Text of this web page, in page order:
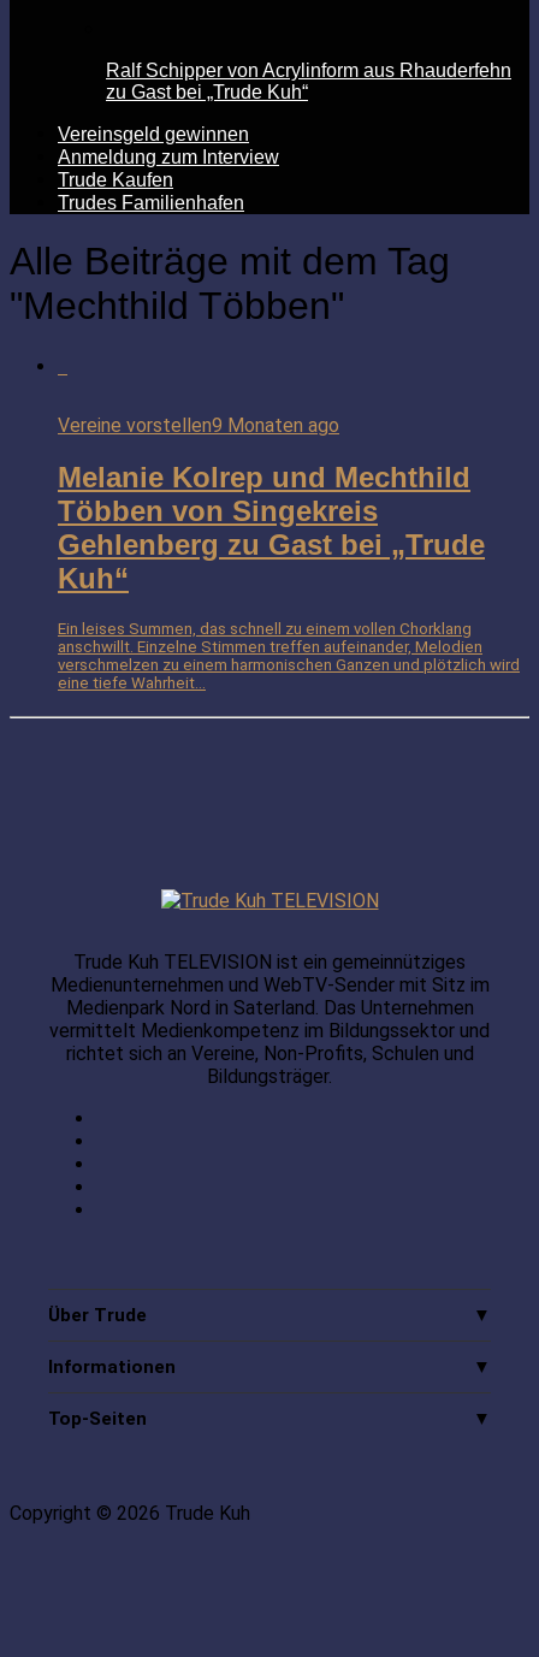
Ralf Schipper von Acrylinform aus Rhauderfehn
zu Gast bei „Trude Kuh“
Vereinsgeld gewinnen
Anmeldung zum Interview
Trude Kaufen
Trudes Familienhafen
Alle Beiträge mit dem Tag
"Mechthild Többen"
Vereine vorstellen9 Monaten ago
Melanie Kolrep und Mechthild
Többen von Singekreis
Gehlenberg zu Gast bei „Trude
Kuh“
Ein leises Summen, das schnell zu einem vollen Chorklang
anschwillt. Einzelne Stimmen treffen aufeinander, Melodien
verschmelzen zu einem harmonischen Ganzen und plötzlich wird
eine tiefe Wahrheit...
Trude Kuh TELEVISION ist ein gemeinnütziges
Medienunternehmen und WebTV-Sender mit Sitz im
Medienpark Nord in Saterland. Das Unternehmen
vermittelt Medienkompetenz im Bildungssektor und
richtet sich an Vereine, Non-Profits, Schulen und
Bildungsträger.
Über Trude
Informationen
Top-Seiten
Copyright © 2026 Trude Kuh